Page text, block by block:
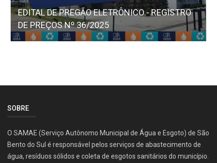
EDITAL DE PREGÃO ELETRÔNICO - REGISTRO
DE PREÇOS Nº 36/2025
SOBRE
O SAMAE (Serviço Autônomo Municipal de Água e Esgoto) de São
Bento do Sul é responsável pelos serviços de abastecimento de
água, resíduos sólidos e coleta de esgotos sanitários do município.